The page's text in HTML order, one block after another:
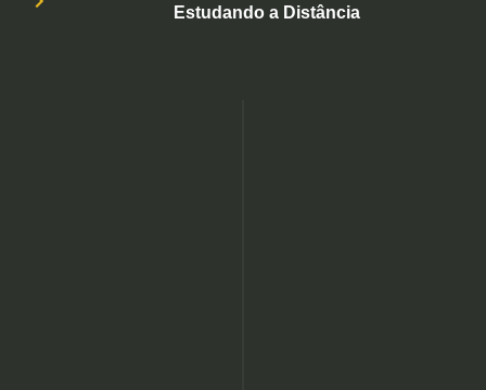
Estudando a Distância